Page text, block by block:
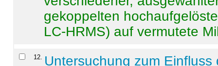
gekoppelten
LC-HRMS) auf vermutete
12
Untersuchung zum